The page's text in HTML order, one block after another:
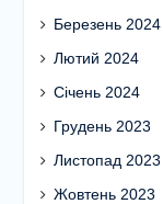
Березень 2024
Лютий 2024
Січень 2024
Грудень 2023
Листопад 2023
Жовтень 2023